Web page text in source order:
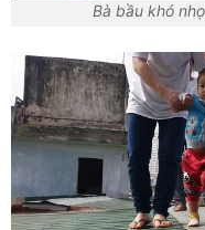
Bà bầu khó